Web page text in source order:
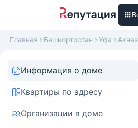
Главная Башкортостан Уфа
Информация о доме
Квартиры по адресу
Организации в доме